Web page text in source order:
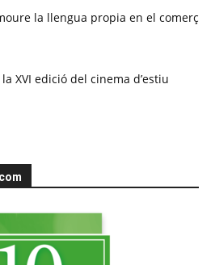
la llengua propia en el comerç
XVI edició del cinema d’estiu